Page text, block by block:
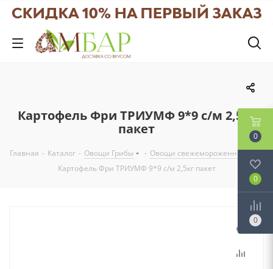
Картофель Фри ТРИУМФ 9*9 с/м 2,5кг
пакет
Главная - Каталог - Овощи Грибы - Овощи свежемороженные
-
Картофель Фри ТРИУМФ 9*9 с/м 2,5кг пакет
0
0
0